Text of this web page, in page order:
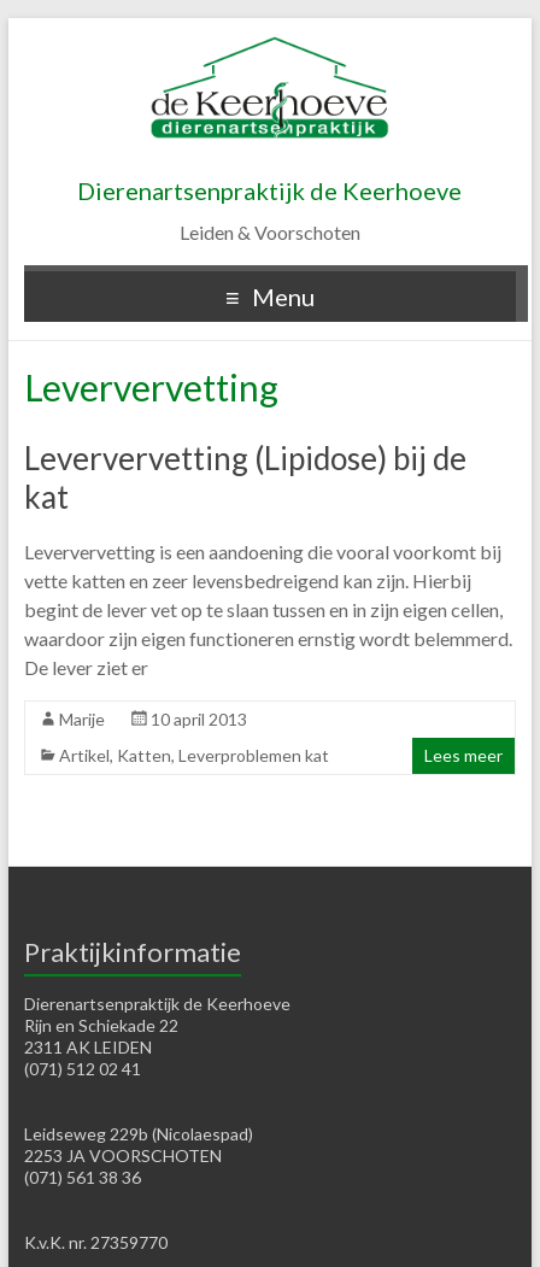
Dierenartsenpraktijk de Keerhoeve
Leiden & Voorschoten
Menu
Leververvetting
Leververvetting (Lipidose) bij de
kat
Leververvetting is een aandoening die vooral voorkomt bij
vette katten en zeer levensbedreigend kan zijn. Hierbij
begint de lever vet op te slaan tussen en in zijn eigen cellen,
waardoor zijn eigen functioneren ernstig wordt belemmerd.
De lever ziet er
Marije
10 april 2013
Artikel, Katten, Leverproblemen kat Lees meer
Praktijkinformatie
Dierenartsenpraktijk de Keerhoeve
Rijn en Schiekade 22
2311 AK LEIDEN
(071) 512 02 41
Leidseweg 229b (Nicolaespad)
2253 JA VOORSCHOTEN
(071) 561 38 36
K.v.K. nr. 27359770